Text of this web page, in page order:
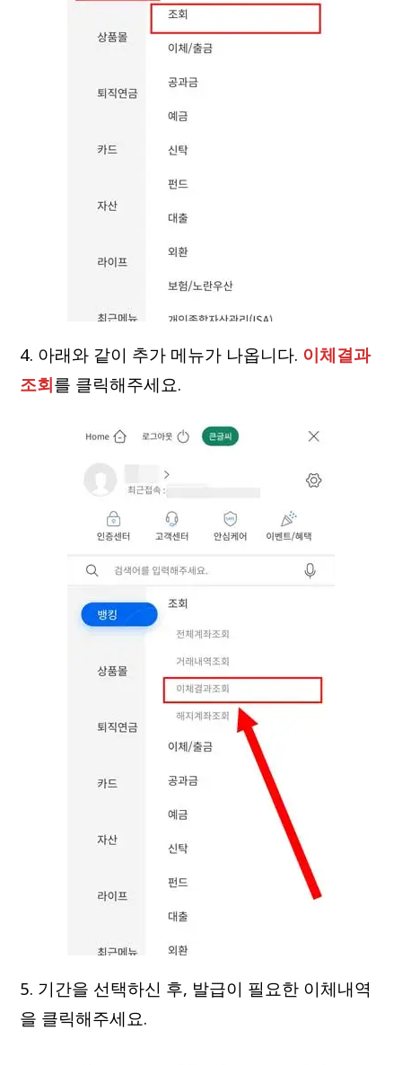
4. 아래와 같이 추가 메뉴가 나옵니다. 이체결과
조회를 클릭해주세요.
5. 기간을 선택하신 후, 발급이 필요한 이체내역
을 클릭해주세요.